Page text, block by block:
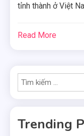
tỉnh thành ở Việt
Read More
Trending